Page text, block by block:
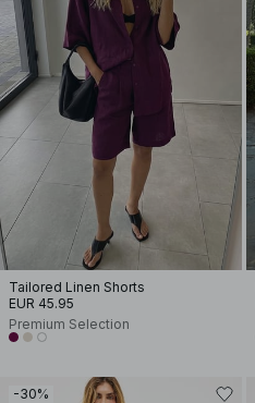
Tailored Linen Shorts
EUR 45.95
Premium Selection
-30%